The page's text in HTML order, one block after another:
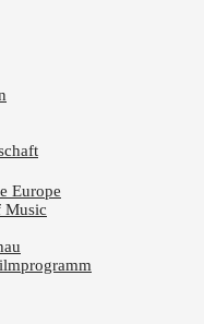
Europe
Music